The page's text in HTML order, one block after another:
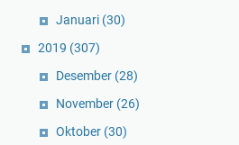
Januari (30)
2019 (307)
Desember (28)
November (26)
Oktober (30)